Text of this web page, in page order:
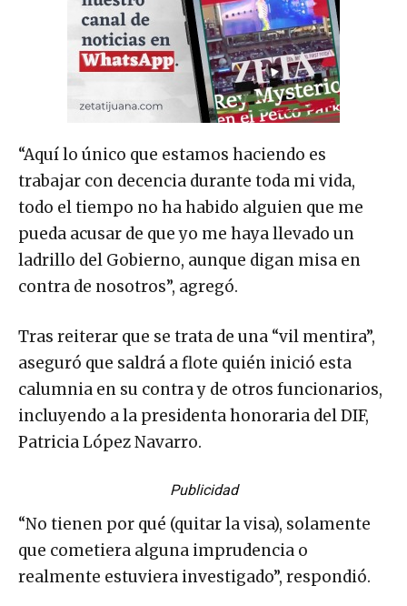
“Aquí lo único que estamos haciendo es
trabajar con decencia durante toda mi vida,
todo el tiempo no ha habido alguien que me
pueda acusar de que yo me haya llevado un
ladrillo del Gobierno, aunque digan misa en
contra de nosotros”, agregó.
Tras reiterar que se trata de una “vil mentira”,
aseguró que saldrá a flote quién inició esta
calumnia en su contra y de otros funcionarios,
incluyendo a la presidenta honoraria del DIF,
Patricia López Navarro.
Publicidad
“No tienen por qué (quitar la visa), solamente
que cometiera alguna imprudencia o
realmente estuviera investigado”, respondió.